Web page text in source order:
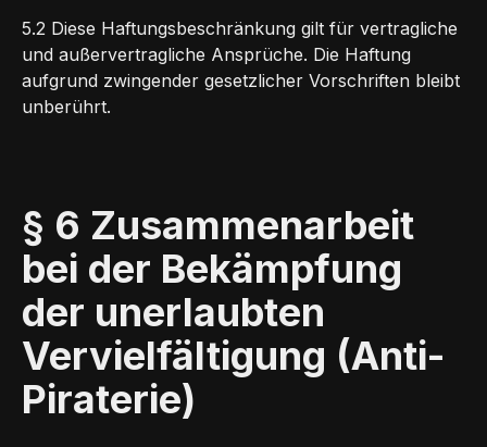
5.2 Diese Haftungsbeschränkung gilt für vertragliche
und außervertragliche Ansprüche. Die Haftung
aufgrund zwingender gesetzlicher Vorschriften bleibt
unberührt.
§ 6 Zusammenarbeit
bei der Bekämpfung
der unerlaubten
Vervielfältigung (Anti-
Piraterie)